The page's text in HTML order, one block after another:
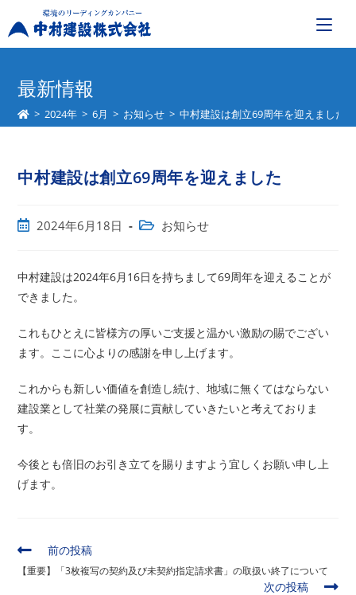
最新情報
> 2024年 > 6月 > お知らせ > 中村建設は創立69周年を迎えました
中村建設は創立69周年を迎えました
投
開
日:
2024年6月18日
投
テ
ー:
お知らせ
中村建設は2024年6月16日を持ちまして69周年を迎えることが
できました。
これもひとえに皆様方の厚いご支援と温かい激励の賜でござい
ます。ここに心よりの感謝を申し上げます。
これからも新しい価値を創造し続け、地域に無くてはならない
建設業として社業の発展に貢献していきたいと考えておりま
す。
今後とも倍旧のお引き立てを賜りますよう宜しくお願い申し上
げます。
そ
の
他
前の投稿
【重要】「3枚複写の契約及び未契約指定請求書」の取扱い終了について
次の投稿